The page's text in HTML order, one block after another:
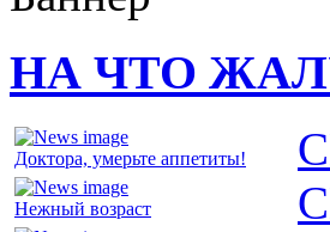
НА ЧТО
Доктора, умерьте аппетиты!
Нежный возраст